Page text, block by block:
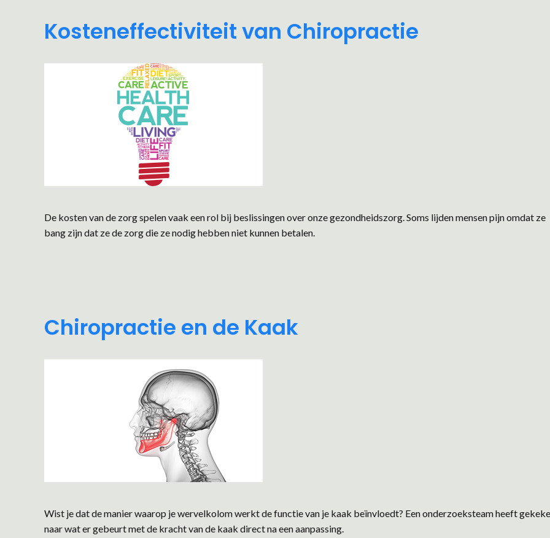
Kosteneffectiviteit van Chiropractie
De kosten van de zorg spelen vaak een rol bij beslissingen over onze gezondheidszorg. Soms lijden mensen pijn omdat ze
bang zijn dat ze de zorg die ze nodig hebben niet kunnen betalen.
Chiropractie en de Kaak
Wist je dat de manier waarop je wervelkolom werkt de functie van je kaak beïnvloedt? Een onderzoeksteam heeft
naar wat er gebeurt met de kracht van de kaak direct na een aanpassing.